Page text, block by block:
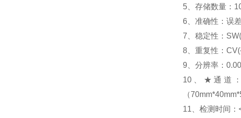
5、存储数量：
6、准确性：误
7、稳定性：
8、重复性：
9、分辨率：
10、★通道：
（
11、检测时间：